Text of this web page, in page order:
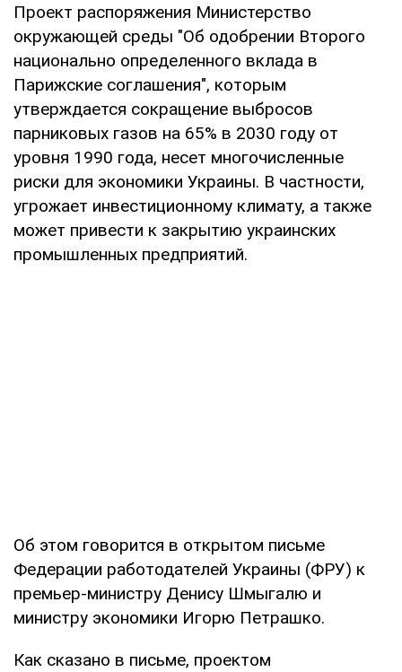
Проект распоряжения Министерство
окружающей среды "Об одобрении Второго
национально определенного вклада в
Парижские соглашения", которым
утверждается сокращение выбросов
парниковых газов на 65% в 2030 году от
уровня 1990 года, несет многочисленные
риски для экономики Украины. В частности,
угрожает инвестиционному климату, а также
может привести к закрытию украинских
промышленных предприятий.
Об этом говорится в открытом письме
Федерации работодателей Украины (ФРУ) к
премьер-министру Денису Шмыгалю и
министру экономики Игорю Петрашко.
Как сказано в письме, проектом